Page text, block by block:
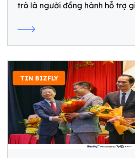
trò là người đồng hành hỗ trợ
combo giải pháp SIÊU ƯU ĐÃI
TIN BIZFLY